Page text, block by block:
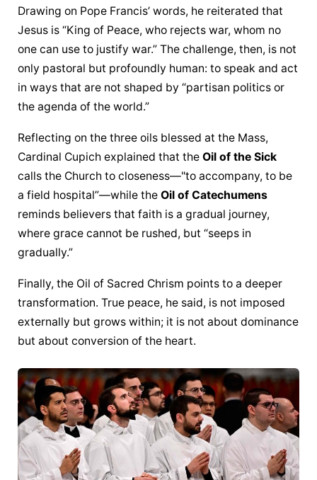
Drawing on Pope Francis’ words, he reiterated that
Jesus is “King of Peace, who rejects war, whom no
one can use to justify war.” The challenge, then, is not
only pastoral but profoundly human: to speak and act
in ways that are not shaped by “partisan politics or
the agenda of the world.”
Reflecting on the three oils blessed at the Mass,
Cardinal Cupich explained that the Oil of the Sick
calls the Church to closeness—"to accompany, to be
a field hospital”—while the Oil of Catechumens
reminds believers that faith is a gradual journey,
where grace cannot be rushed, but “seeps in
gradually.”
Finally, the Oil of Sacred Chrism points to a deeper
transformation. True peace, he said, is not imposed
externally but grows within; it is not about dominance
but about conversion of the heart.